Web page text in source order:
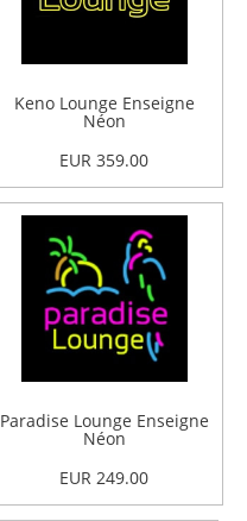
Keno Lounge Enseigne
Néon
EUR 359.00
Paradise Lounge Enseigne
Néon
EUR 249.00